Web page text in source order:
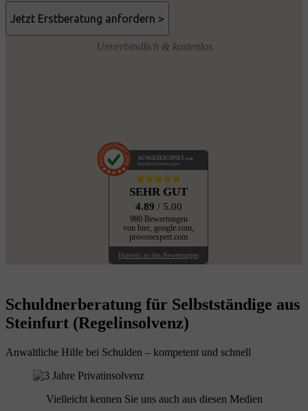
Unverbindlich & kostenlos
AUSGEZEICHNET .org
Kundenbewertungen
SEHR GUT
4.89 / 5.00
980 Bewertungen
von hier, google.com,
provenexpert.com
Hinweis zu den Bewertungen
Schuldnerberatung für Selbstständige aus
Steinfurt (Regelinsolvenz)
Anwaltliche Hilfe bei Schulden – kompetent und schnell
Vielleicht kennen Sie uns auch aus diesen Medien